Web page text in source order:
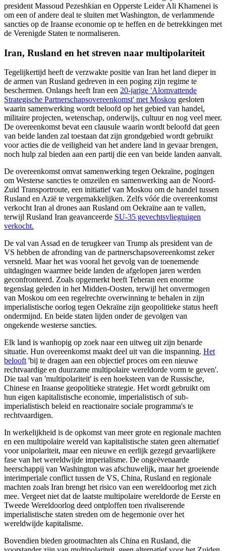
president Massoud Pezeshkian en Opperste Leider Ali Khamenei is
om een of andere deal te sluiten met Washington, de verlammende
sancties op de Iraanse economie op te heffen en de betrekkingen met
de Verenigde Staten te normaliseren.
Iran, Rusland en het streven naar multipolariteit
Tegelijkertijd heeft de verzwakte positie van Iran het land dieper in
de armen van Rusland gedreven in een poging zijn regime te
beschermen. Onlangs heeft Iran een 20-jarige 'Alomvattende
Strategische Partnerschapsovereenkomst' met Moskou gesloten
waarin samenwerking wordt beloofd op het gebied van handel,
militaire projecten, wetenschap, onderwijs, cultuur en nog veel meer.
De overeenkomst bevat een clausule waarin wordt beloofd dat geen
van beide landen zal toestaan dat zijn grondgebied wordt gebruikt
voor acties die de veiligheid van het andere land in gevaar brengen,
noch hulp zal bieden aan een partij die een van beide landen aanvalt.
De overeenkomst omvat samenwerking tegen Oekraïne, pogingen
om Westerse sancties te omzeilen en samenwerking aan de Noord-
Zuid Transportroute, een initiatief van Moskou om de handel tussen
Rusland en Azië te vergemakkelijken. Zelfs vóór die overeenkomst
verkocht Iran al drones aan Rusland om Oekraïne aan te vallen,
terwijl Rusland Iran geavanceerde SU-35 gevechtsvliegtuigen
verkocht.
De val van Assad en de terugkeer van Trump als president van de
VS hebben de afronding van de partnerschapsovereenkomst zeker
versneld. Maar het was vooral het gevolg van de toenemende
uitdagingen waarmee beide landen de afgelopen jaren werden
geconfronteerd. Zoals opgemerkt heeft Teheran een enorme
tegenslag geleden in het Midden-Oosten, terwijl het onvermogen
van Moskou om een regelrechte overwinning te behalen in zijn
imperialistische oorlog tegen Oekraïne zijn geopolitieke status heeft
ondermijnd. En beide staten lijden onder de gevolgen van
ongekende westerse sancties.
Elk land is wanhopig op zoek naar een uitweg uit zijn benarde
situatie. Hun overeenkomst maakt deel uit van die inspanning. Het
belooft 'bij te dragen aan een objectief proces om een nieuwe
rechtvaardige en duurzame multipolaire wereldorde vorm te geven'.
Die taal van 'multipolariteit' is een hoeksteen van de Russische,
Chinese en Iraanse geopolitieke strategie. Het wordt gebruikt om
hun eigen kapitalistische economie, imperialistisch of sub-
imperialistisch beleid en reactionaire sociale programma's te
rechtvaardigen.
In werkelijkheid is de opkomst van meer grote en regionale machten
en een multipolaire wereld van kapitalistische staten geen alternatief
voor unipolariteit, maar een nieuwe en eerlijk gezegd gevaarlijkere
fase van het wereldwijde imperialisme. De ongeëvenaarde
heerschappij van Washington was afschuwelijk, maar het groeiende
interimperiale conflict tussen de VS, China, Rusland en regionale
machten zoals Iran brengt het risico van een wereldoorlog met zich
mee. Vergeet niet dat de laatste multipolaire wereldorde de Eerste en
Tweede Wereldoorlog deed ontploffen toen rivaliserende
imperialistische staten streden om de hegemonie over het
wereldwijde kapitalisme.
Bovendien bieden grootmachten als China en Rusland, die